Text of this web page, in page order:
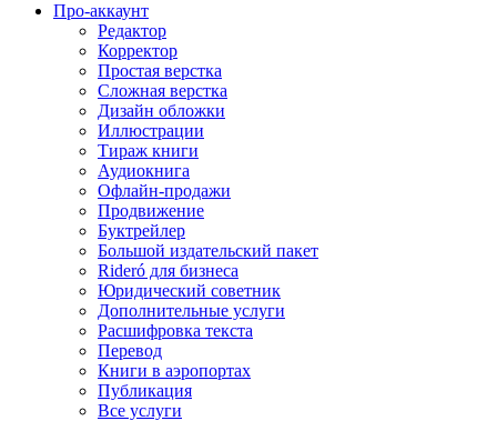
Про-аккаунт
Редактор
Корректор
Простая верстка
Сложная верстка
Дизайн обложки
Иллюстрации
Тираж книги
Аудиокнига
Офлайн-продажи
Продвижение
Буктрейлер
Большой издательский пакет
Rideró для бизнеса
Юридический советник
Дополнительные услуги
Расшифровка текста
Перевод
Книги в аэропортах
Публикация
Все услуги